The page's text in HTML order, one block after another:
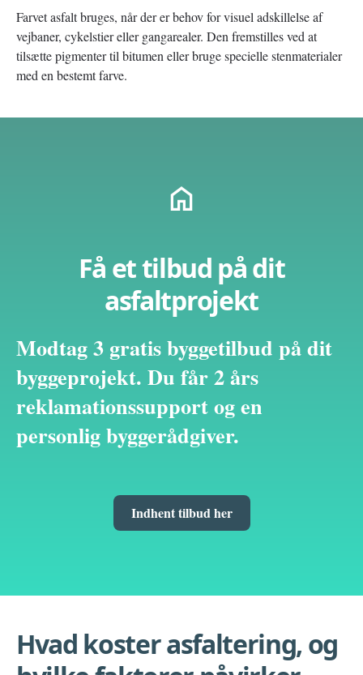
Farvet asfalt bruges, når der er behov for visuel adskillelse af
vejbaner, cykelstier eller gangarealer. Den fremstilles ved at
tilsætte pigmenter til bitumen eller bruge specielle stenmaterialer
med en bestemt farve.
Få et tilbud på dit
asfaltprojekt
Modtag 3 gratis byggetilbud på dit
byggeprojekt. Du får 2 års
reklamationssupport og en
personlig byggerådgiver.
Indhent tilbud her
Hvad koster asfaltering, og